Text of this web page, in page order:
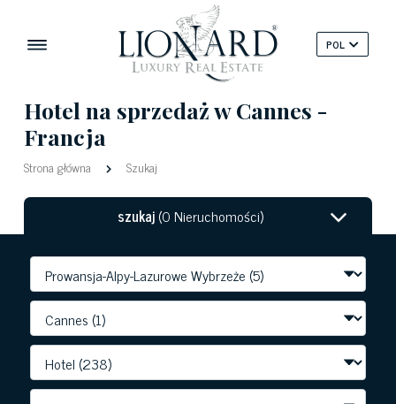
POL
Hotel na sprzedaż w Cannes -
Francja
Strona główna Szukaj
szukaj(0 Nieruchomości)